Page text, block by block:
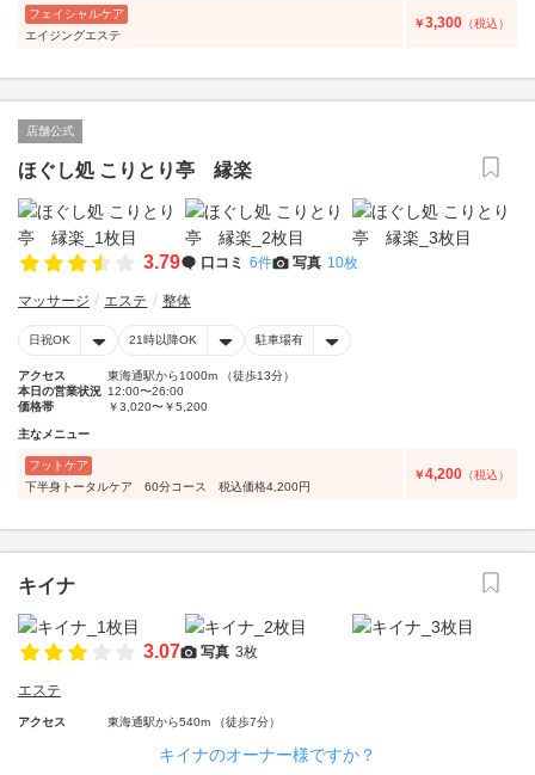
フェイシャルケア
エイジングエステ
￥3,300 （税込）
店舗公式
ほぐし処 こりとり亭 縁楽
3.79 口コミ 6件 写真 10枚
マッサージ エステ 整体
日祝OK 21時以降OK 駐車場有
アクセス
東海通駅から1000m （徒歩13分）
本日の営業状況 12:00〜26:00
価格帯
￥3,020〜￥5,200
主なメニュー
フットケア
下半身トータルケア 60分コース 税込価格4,200円
￥4,200 （税込）
キイナ
3.07 写真 3枚
エステ
アクセス 東海通駅から540m （徒歩7分）
キイナのオーナー様ですか？